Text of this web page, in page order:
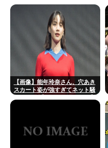
【画像】能年玲奈さん、穴あき
スカート姿が強すぎてネット騒